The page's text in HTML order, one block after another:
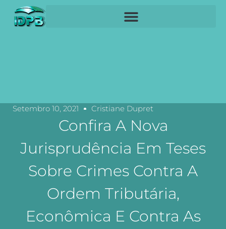
Setembro 10, 2021 Cristiane Dupret
Confira A Nova
Jurisprudência Em Teses
Sobre Crimes Contra A
Ordem Tributária,
Econômica E Contra As